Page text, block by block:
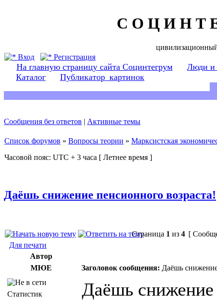
С О Ц И Н Т
Вход
Регистрация
На главную страницу сайта Социнтегрум
Люди и
Каталог
Публикатор_картинок
Сообщения без ответов | Активные темы
Список форумов » Вопросы теории » Марксистская
Часовой пояс: UTC + 3 часа [ Летнее время ]
Даёшь снижение пенсионного возраста!
Страница 1 из 4 [
Для печати
Автор
МЮЕ
Заголовок сообщения: Даёшь
Статистик Даёшь снижение